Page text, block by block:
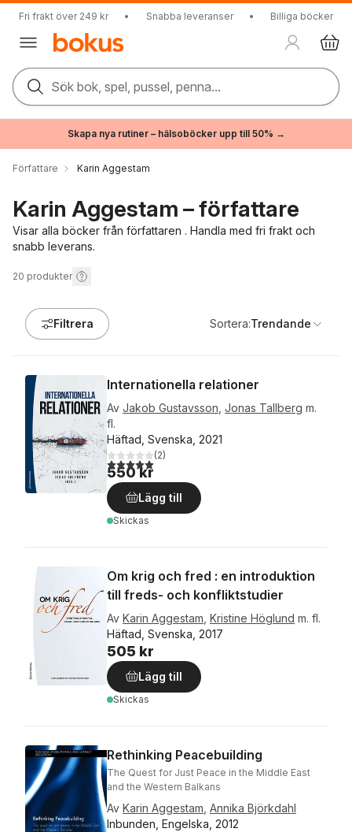
Fri frakt över 249 kr • Snabba leveranser • Billiga böcker
Sök bok, spel, pussel, penna...
Skapa nya rutiner – hälsoböcker upp till 50% →
Författare Karin Aggestam
Karin Aggestam – författare
Visar alla böcker från författaren . Handla med fri frakt och
snabb leverans.
20 produkter
Filtrera Sortera:Trendande
Internationella relationer
Av Jakob Gustavsson Jonas Tallberg m.
fl.
Häftad, Svenska, 2021
5,0utav 5 stjärnor. Totalt antal röster:
(2)
550 kr
Lägg till
Skickas
Om krig och fred : en introduktion
till freds- och konfliktstudier
Av Karin Aggestam Kristine Höglund m. fl.
Häftad, Svenska, 2017
505 kr
Lägg till
Skickas
Rethinking Peacebuilding
The Quest for Just Peace in the Middle East
and the Western Balkans
Av Karin Aggestam Annika Björkdahl
Inbunden, Engelska, 2012